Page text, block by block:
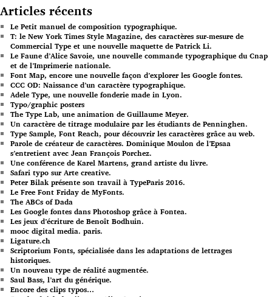
Articles récents
Le Petit manuel de composition typographique.
T: le New York Times Style Magazine, des caractères sur-mesure de
Commercial Type et une nouvelle maquette de Patrick Li.
Le Faune d’Alice Savoie, une nouvelle commande typographique du Cnap
et de l’Imprimerie nationale.
Font Map, encore une nouvelle façon d’explorer les Google fontes.
CCC OD: Naissance d’un caractère typographique.
Adele Type, une nouvelle fonderie made in Lyon.
Typo/graphic posters
The Type Lab, une animation de Guillaume Meyer.
Un caractère de titrage modulaire par les étudiants de Penninghen.
Type Sample, Font Reach, pour découvrir les caractères grâce au web.
Parole de créateur de caractères. Dominique Moulon de l’Epsaa
s’entretient avec Jean François Porchez.
Une conférence de Karel Martens, grand artiste du livre.
Safari typo sur Arte creative.
Peter Bilak présente son travail à TypeParis 2016.
Le Free Font Friday de MyFonts.
The ABCs of Dada
Les Google fontes dans Photoshop grâce à Fontea.
Les jeux d’écriture de Benoît Bodhuin.
mooc digital media. paris.
Ligature.ch
Scriptorium Fonts, spécialisée dans les adaptations de lettrages
historiques.
Un nouveau type de réalité augmentée.
Saul Bass, l’art du générique.
Encore des clips typos…